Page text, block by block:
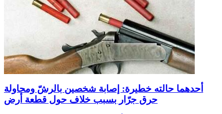
أحدهما حالته خطيرة: إصابة شخصين بالرشّ ومحاولة
حرق جرّار بسبب خلاف حول قطعة أرض